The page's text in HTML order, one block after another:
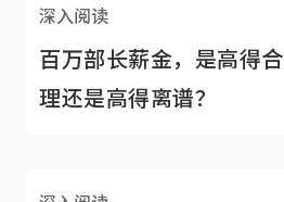
深入阅读
百万部长薪金，是高得合
理还是高得离谱？